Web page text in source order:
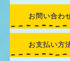
お問い合わ
お支払い方